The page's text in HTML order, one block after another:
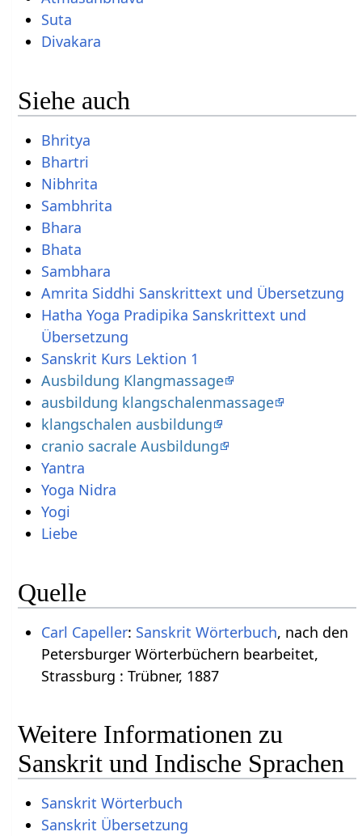
Suta
Divakara
Siehe auch
Bhritya
Bhartri
Nibhrita
Sambhrita
Bhara
Bhata
Sambhara
Amrita Siddhi Sanskrittext und Übersetzung
Hatha Yoga Pradipika Sanskrittext und
Übersetzung
Sanskrit Kurs Lektion 1
Ausbildung Klangmassage
ausbildung klangschalenmassage
klangschalen ausbildung
cranio sacrale Ausbildung
Yantra
Yoga Nidra
Yogi
Liebe
Quelle
Carl Capeller: Sanskrit Wörterbuch, nach den
Petersburger Wörterbüchern bearbeitet,
Strassburg : Trübner, 1887
Weitere Informationen zu
Sanskrit und Indische Sprachen
Sanskrit Wörterbuch
Sanskrit Übersetzung